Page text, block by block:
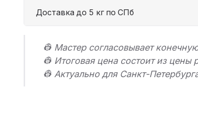
Доставка до 5 кг по СПб
👷 Мастер согласовывает
👷 Итоговая цена состоит из
👷 Актуально для Санкт-